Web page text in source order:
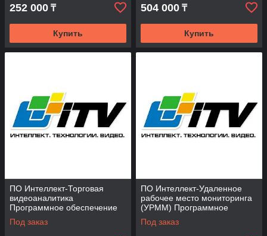
252 000 ₸
Купить
504 000 ₸
Купить
ПО Интеллект-Торговая
видеоаналитика
Программное обеспечение
(опция)
Под заказ
ПО Интеллект-Удаленное
рабочее место мониторинга
(УРММ) Программное
обеспечение (опция)
Под заказ